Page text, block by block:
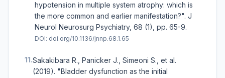
hypotension in multiple system atrophy: which is
the more common and earlier manifestation?". J
Neurol Neurosurg Psychiatry, 68 (1), pp. 65-9.
DOI: doi.org/10.1136/jnnp.68.1.65
11.Sakakibara R., Panicker J., Simeoni S., et al.
(2019). "Bladder dysfunction as the initial